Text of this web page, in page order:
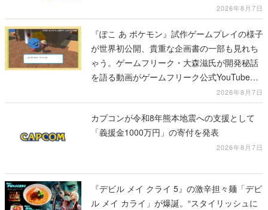
2026年8月7日
『ぽこ あ ポケモン』試作ゲームプレイの様子
が世界初公開、貴重な企画書の一部も見れち
ゃう。ゲームフリーク・大森滋氏が開発秘話
を語る動画がゲームフリーク公式YouTubeで
2026年8月7日
カプコンが令和8年熊本地震への支援として
「義援金1000万円」の寄付を発表
2026年8月7日
『デビル メイ クライ 5』の激辛担々麺「デビ
ル メイ カライ」が爆誕。“スタイリッシュに